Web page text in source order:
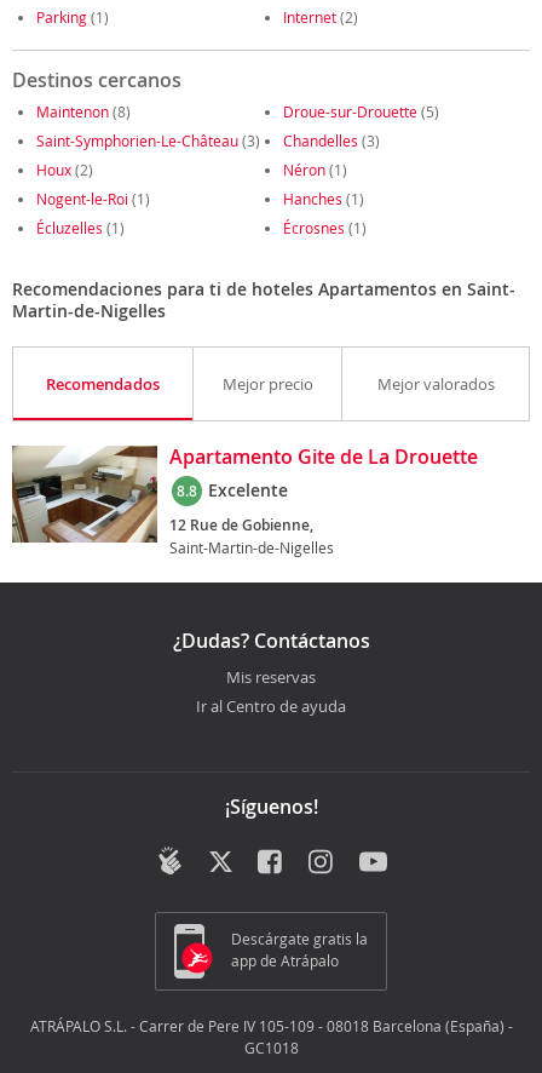
Parking(1) Internet(2)
Destinos cercanos
Maintenon(8) Droue-sur-Drouette(5)
Saint-Symphorien-Le-Château(3) Chandelles (3)
Houx(2) Néron(1)
Nogent-le-Roi (1) Hanches (1)
Écluzelles (1) Écrosnes (1)
Recomendaciones para ti de hoteles Apartamentos en Saint-
Martin-de-Nigelles
Recomendados Mejor precio Mejor valorados
Apartamento Gite de La Drouette
8.8 Excelente
12 Rue de Gobienne,
Saint-Martin-de-Nigelles
¿Dudas? Contáctanos
Mis reservas
Ir al Centro de ayuda
¡Síguenos!
Descárgate gratis la
app de Atrápalo
ATRÁPALO S.L. - Carrer de Pere IV 105-109 - 08018 Barcelona (España) -
GC1018